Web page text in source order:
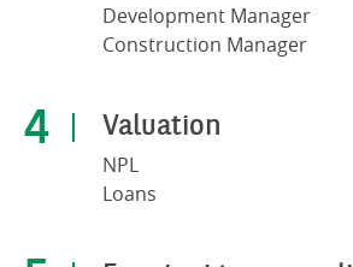
Development Manager
Construction Manager
Valuation
NPL
Loans